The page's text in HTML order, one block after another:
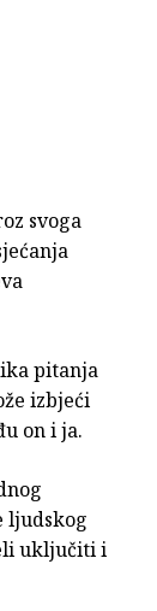
svoga
pitanja
izbjeći
on i ja.
ljudskog
uključiti i